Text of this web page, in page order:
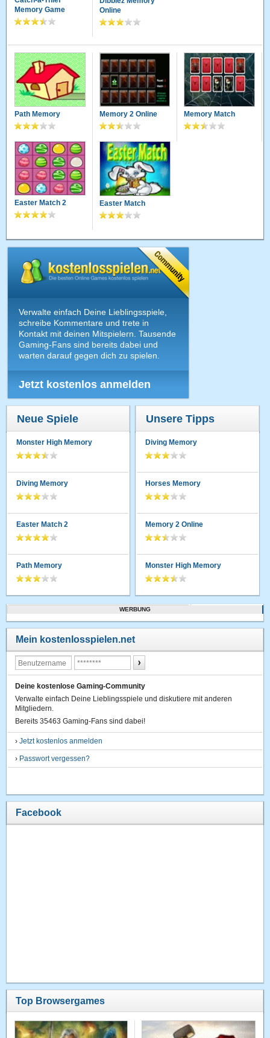
Memory Game
Online
Path Memory Memory 2 Online Memory Match
Easter Match 2 Easter Match
Verwalte einfach Deine Lieblingsspiele,
schreibe Kommentare und trete in
Kontakt mit deinen Mitspielern. Tausende
Gaming-Fans sind bereits dabei und
warten darauf gegen dich zu spielen.
Jetzt kostenlos anmelden
Neue Spiele
Monster High Memory
Diving Memory
Easter Match 2
Path Memory
Unsere Tipps
Diving Memory
Horses Memory
Memory 2 Online
Monster High Memory
WERBUNG
Mein kostenlosspielen.net
Deine kostenlose Gaming-Community
Verwalte einfach Deine Lieblingsspiele und diskutiere mit anderen
Mitgliedern.
Bereits 35463 Gaming-Fans sind dabei!
›Jetzt kostenlos anmelden
› Passwort vergessen?
Facebook
Top Browsergames